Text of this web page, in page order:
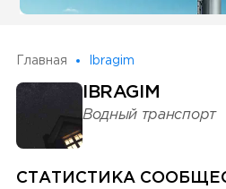
Главная Ibragim
IBRAGIM
Водный транспорт
СТАТИСТИКА